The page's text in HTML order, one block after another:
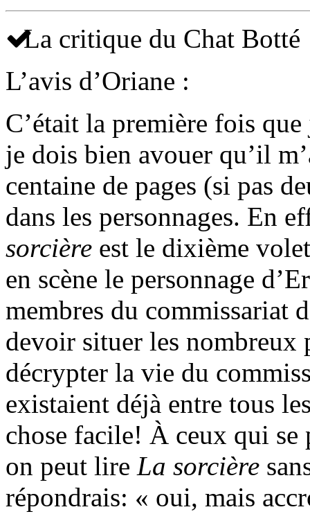
La critique du Chat Botté
L’avis d’Oriane :
C’était la première fois
je dois bien avouer qu’il
centaine de pages (si pas
dans les personnages. En
sorcière est le dixième
en scène le personnage
membres du commissariat
devoir situer les nombreux
décrypter la vie du
existaient déjà entre tous
chose facile! À ceux qui se
on peut lire La sorcière
répondrais: « oui, mais